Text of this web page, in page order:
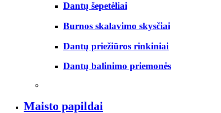
Dantų šepetėliai
Burnos skalavimo skysčiai
Dantų priežiūros rinkiniai
Dantų balinimo priemonės
Maisto papildai